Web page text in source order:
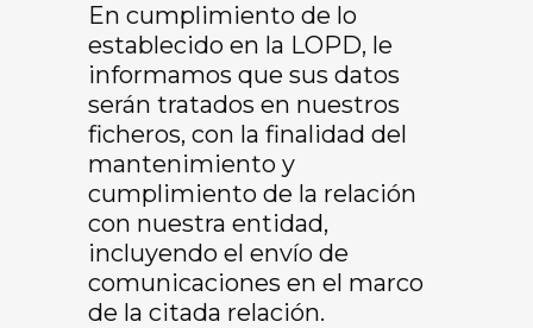
En cumplimiento de lo
establecido en la LOPD, le
informamos que sus datos
serán tratados en nuestros
ficheros, con la finalidad del
mantenimiento y
cumplimiento de la relación
con nuestra entidad,
incluyendo el envío de
comunicaciones en el marco
de la citada relación.